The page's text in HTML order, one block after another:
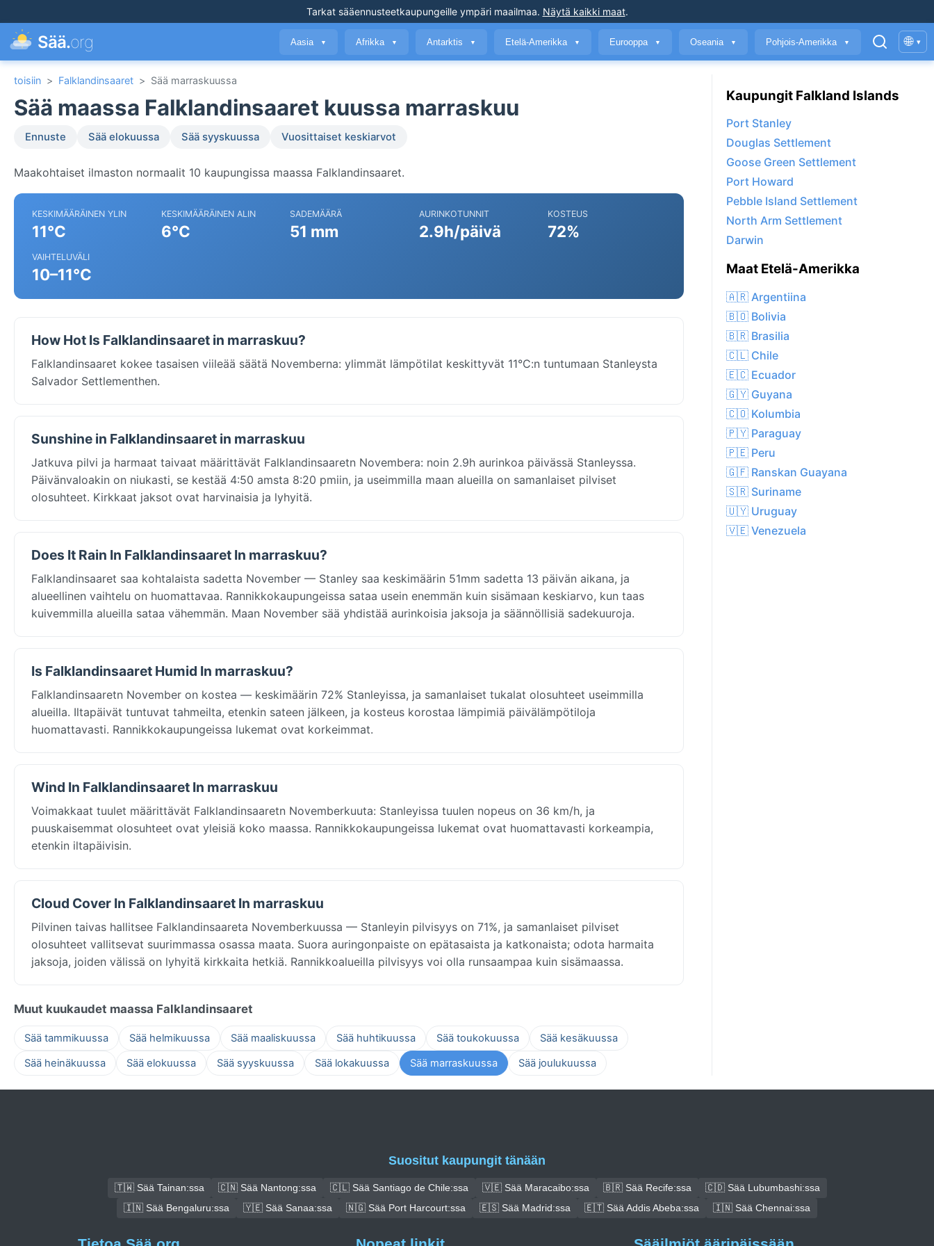
Tarkat sääennusteetkaupungeille ympäri maailmaa. Näytä kaikki maat.
Sää.org Aasia ▼ Afrikka ▼ Antarktis ▼ Etelä-Amerikka ▼ Eurooppa ▼ Oseania ▼ Pohjois-Amerikka ▼ 🌐 ▾
toisiin > Falklandinsaaret > Sää marraskuussa
Sää maassa Falklandinsaaret kuussa marraskuu
Ennuste Sää elokuussa Sää syyskuussa Vuosittaiset keskiarvot
Maakohtaiset ilmaston normaalit 10 kaupungissa maassa Falklandinsaaret.
KESKIMÄÄRÄINEN YLIN
11°C
KESKIMÄÄRÄINEN ALIN
6°C
SADEMÄÄRÄ
51 mm
AURINKOTUNNIT
2.9h/päivä
KOSTEUS
72%
VAIHTELUVÄLI
10–11°C
How Hot Is Falklandinsaaret in marraskuu?
Falklandinsaaret kokee tasaisen viileää säätä Novemberna: ylimmät lämpötilat keskittyvät 11°C:n tuntumaan Stanleysta
Salvador Settlementhen.
Sunshine in Falklandinsaaret in marraskuu
Jatkuva pilvi ja harmaat taivaat määrittävät Falklandinsaaretn Novembera: noin 2.9h aurinkoa päivässä Stanleyssa.
Päivänvaloakin on niukasti, se kestää 4:50 amsta 8:20 pmiin, ja useimmilla maan alueilla on samanlaiset pilviset
olosuhteet. Kirkkaat jaksot ovat harvinaisia ja lyhyitä.
Does It Rain In Falklandinsaaret In marraskuu?
Falklandinsaaret saa kohtalaista sadetta November — Stanley saa keskimäärin 51mm sadetta 13 päivän aikana, ja
alueellinen vaihtelu on huomattavaa. Rannikkokaupungeissa sataa usein enemmän kuin sisämaan keskiarvo, kun taas
kuivemmilla alueilla sataa vähemmän. Maan November sää yhdistää aurinkoisia jaksoja ja säännöllisiä sadekuuroja.
Is Falklandinsaaret Humid In marraskuu?
Falklandinsaaretn November on kostea — keskimäärin 72% Stanleyissa, ja samanlaiset tukalat olosuhteet useimmilla
alueilla. Iltapäivät tuntuvat tahmeilta, etenkin sateen jälkeen, ja kosteus korostaa lämpimiä päivälämpötiloja
huomattavasti. Rannikkokaupungeissa lukemat ovat korkeimmat.
Wind In Falklandinsaaret In marraskuu
Voimakkaat tuulet määrittävät Falklandinsaaretn Novemberkuuta: Stanleyissa tuulen nopeus on 36 km/h, ja
puuskaisemmat olosuhteet ovat yleisiä koko maassa. Rannikkokaupungeissa lukemat ovat huomattavasti korkeampia,
etenkin iltapäivisin.
Cloud Cover In Falklandinsaaret In marraskuu
Pilvinen taivas hallitsee Falklandinsaareta Novemberkuussa — Stanleyin pilvisyys on 71%, ja samanlaiset pilviset
olosuhteet vallitsevat suurimmassa osassa maata. Suora auringonpaiste on epätasaista ja katkonaista; odota harmaita
jaksoja, joiden välissä on lyhyitä kirkkaita hetkiä. Rannikkoalueilla pilvisyys voi olla runsaampaa kuin sisämaassa.
Muut kuukaudet maassa Falklandinsaaret
Sää tammikuussa Sää helmikuussa Sää maaliskuussa Sää huhtikuussa Sää toukokuussa
Sää kesäkuussa
Sää heinäkuussa
Sää elokuussa Sää syyskuussa Sää lokakuussa Sää marraskuussa Sää joulukuussa
Kaupungit Falkland Islands
Port Stanley
Douglas Settlement
Goose Green Settlement
Port Howard
Pebble Island Settlement
North Arm Settlement
Darwin
Maat Etelä-Amerikka
🇦🇷 Argentiina
🇧🇴 Bolivia
🇧🇷 Brasilia
🇨🇱 Chile
🇪🇨 Ecuador
🇬🇾 Guyana
🇨🇴 Kolumbia
🇵🇾 Paraguay
🇵🇪 Peru
🇬🇫 Ranskan Guayana
🇸🇷 Suriname
🇺🇾 Uruguay
🇻🇪 Venezuela
Suositut kaupungit tänään
🇹🇼 Sää Tainan:ssa 🇨🇳 Sää Nantong:ssa 🇨🇱 Sää Santiago de Chile:ssa 🇻🇪 Sää Maracaibo:ssa 🇧🇷 Sää Recife:ssa
🇨🇩 Sää Lubumbashi:ssa
🇮🇳 Sää Bengaluru:ssa
🇾🇪 Sää Sanaa:ssa 🇳🇬 Sää Port Harcourt:ssa 🇪🇸 Sää Madrid:ssa 🇪🇹 Sää Addis Abeba:ssa 🇮🇳 Sää Chennai:ssa